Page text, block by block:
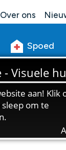
Over ons
Spoed